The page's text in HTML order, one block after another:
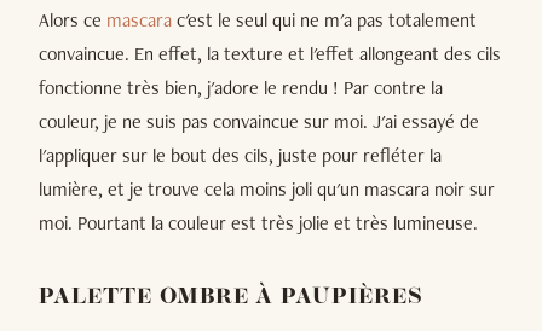
Alors ce mascarac'est le seul qui ne m'a pas totalement
convaincue. En effet, la texture et l'effet allongeant des cils
fonctionne très bien, j'adore le rendu ! Par contre la
couleur, je ne suis pas convaincue sur moi. J'ai essayé de
l'appliquer sur le bout des cils, juste pour refléter la
lumière, et je trouve cela moins joli qu'un mascara noir sur
moi. Pourtant la couleur est très jolie et très lumineuse.
PALETTE OMBRE À PAUPIÈRES